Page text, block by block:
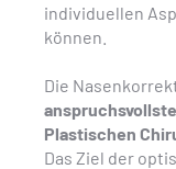
individuellen
können.
Die
Plastischen
Das Ziel der